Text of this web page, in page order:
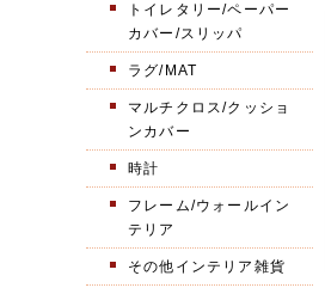
トイレタリー/ペーパー
カバー/スリッパ
ラグ/MAT
マルチクロス/クッショ
ンカバー
時計
フレーム/ウォールイン
テリア
その他インテリア雑貨